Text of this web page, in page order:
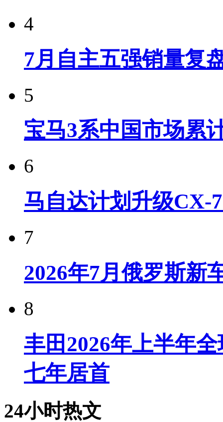
4
7月自主五强销量复
5
宝马3系中国市场累
6
马自达计划升级CX-
7
2026年7月俄罗斯新
8
丰田2026年上半年
七年居首
24小时热文